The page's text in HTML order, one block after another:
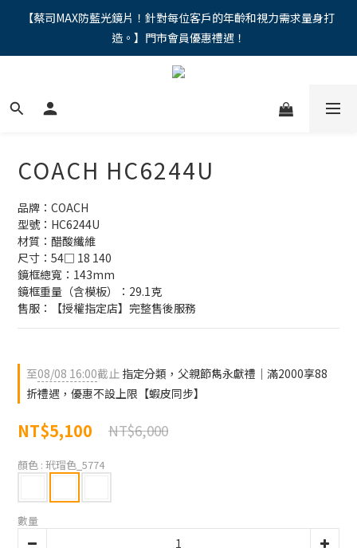
"馬年新章續寫，視界品味進階，限時禮遇 9 折無上限，12期分期
免手續費。。
【蔡司MAX防藍光鏡片！針對每位客戶的年齡和視力需求量身打
造。】門市會員優惠禮遇！
"馬年新章續寫，視界品味進階，限時禮遇 9 折無上限，12期分期
COACH HC6244U
品牌：COACH
型號：HC6244U
材質：醋酸纖維
尺寸：54□ 18 140
鏡框總寬：143mm
鏡框重量（含模板）：29.1克
售服：【授權指定店】完整售後服務
至08/08 16:00截止 指定分類，父親節雋永獻禮｜滿2000享88
折禮遇，優惠不設上限【蝦皮同步】
NT$5,100 NT$6,000
顏色 : 玳瑁色_5774
數量